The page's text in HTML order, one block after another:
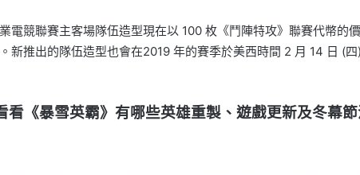
電競聯賽主客場隊伍造型現在以 100 枚《鬥陣特攻》聯賽代幣的
新推出的隊伍造型也會在2019 年的賽季於美西時間 2 月 14 日 (
看《暴雪英霸》有哪些英雄重製、遊戲更新及冬幕